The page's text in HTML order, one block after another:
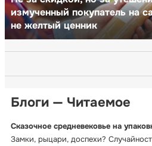
измученный покупатель на
не желтый ценник
Блоги — Читаемое
Сказочное средневековье на
Замки, рыцари, доспехи?